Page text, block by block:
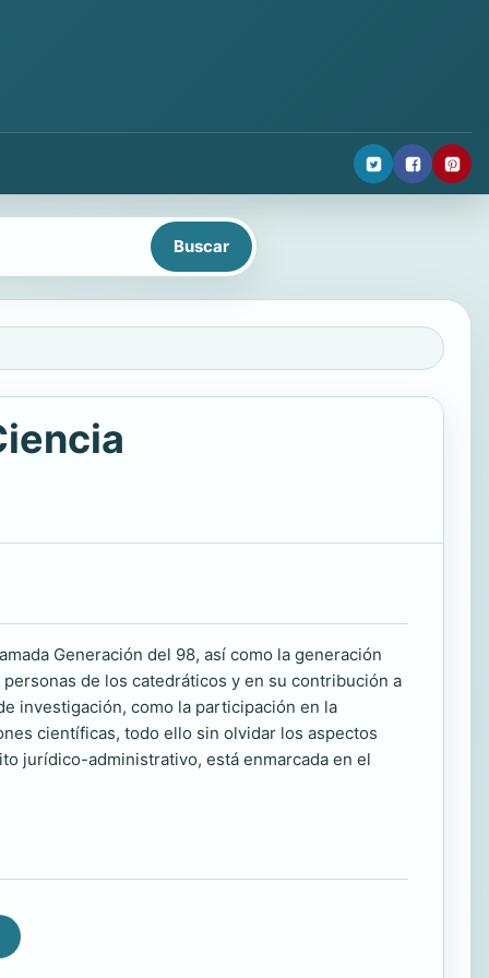
Generación del 98, así como la generación
de los catedráticos y en su contribución a
investigación, como la participación en la
científicas, todo ello sin olvidar los aspectos
jurídico-administrativo, está enmarcada en el